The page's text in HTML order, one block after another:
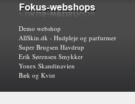
Demo webshop
AllSkin.dk - Hudpleje og parfurmer
Super Brugsen Havdrup
Erik Sørensen Smykker
Yonex Skandinavien
Bæk og Kvist